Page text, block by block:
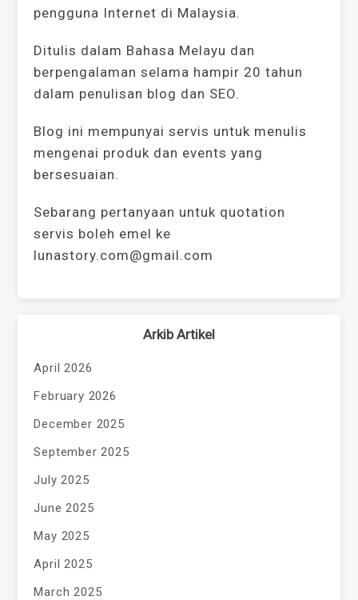
pengguna Internet di Malaysia.
Ditulis dalam Bahasa Melayu dan
berpengalaman selama hampir 20 tahun
dalam penulisan blog dan SEO.
Blog ini mempunyai servis untuk menulis
mengenai produk dan events yang
bersesuaian.
Sebarang pertanyaan untuk quotation
servis boleh emel ke
lunastory.com@gmail.com
Arkib Artikel
April 2026
February 2026
December 2025
September 2025
July 2025
June 2025
May 2025
April 2025
March 2025